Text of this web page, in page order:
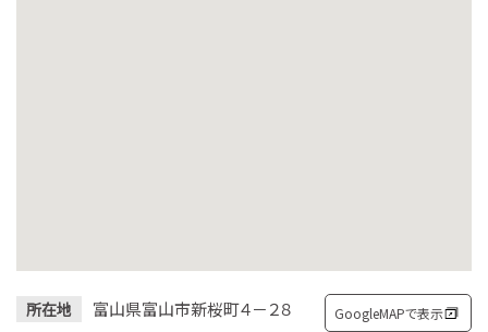
所在地 富山県富山市新桜町４－２８ GoogleMAPで表示